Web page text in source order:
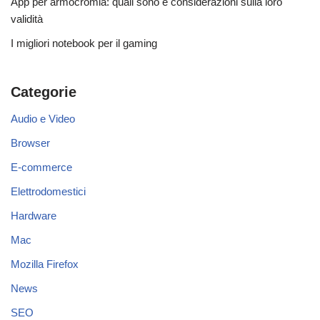
validità
I migliori notebook per il gaming
Categorie
Audio e Video
Browser
E-commerce
Elettrodomestici
Hardware
Mac
Mozilla Firefox
News
SEO